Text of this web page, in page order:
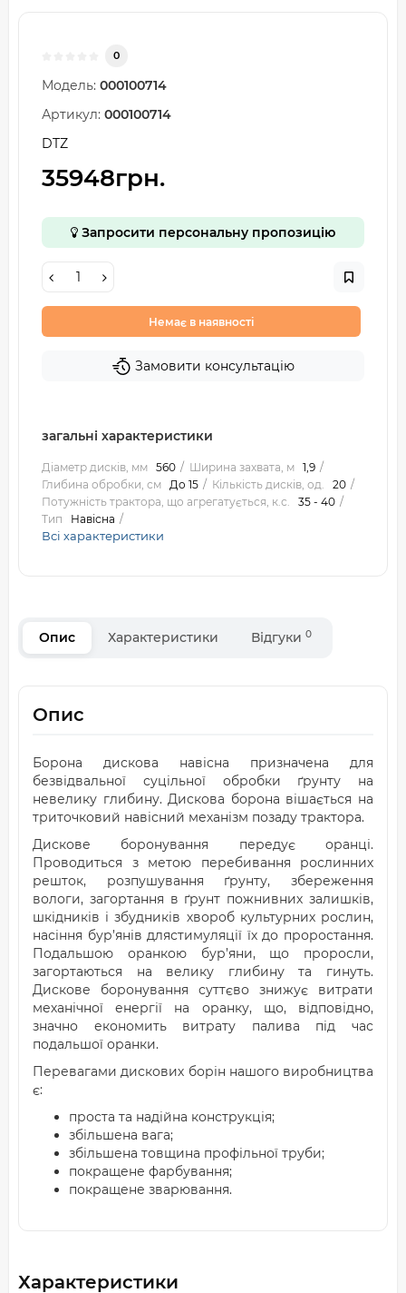
0
Модель: 000100714
Артикул: 000100714
DTZ
35948грн.
Запросити персональну пропозицію
Немає в наявності
Замовити консультацію
загальні характеристики
Діаметр дисків, мм 560 Ширина захвата, м 1,9
Глибина обробки, см До 15 Кількість дисків, од.
20
Потужність трактора, що агрегатується, к.с.
35 - 40
Тип
Навісна
Всі характеристики
Опис Характеристики Відгуки 0
Опис
Борона дискова навісна призначена для
безвідвальної суцільної обробки ґрунту на
невелику глибину. Дискова борона вішається на
триточковий навісний механізм позаду трактора.
Дискове боронування передує оранці.
Проводиться з метою перебивання рослинних
решток, розпушування ґрунту, збереження
вологи, загортання в ґрунт пожнивних залишків,
шкідників і збудників хвороб культурних рослин,
насіння бур’янів длястимуляції їх до проростання.
Подальшою оранкою бур’яни, що проросли,
загортаються на велику глибину та гинуть.
Дискове боронування суттєво знижує витрати
механічної енергії на оранку, що, відповідно,
значно економить витрату палива під час
подальшої оранки.
Перевагами дискових борін нашого виробництва
є:
проста та надійна конструкція;
збільшена вага;
збільшена товщина профільної труби;
покращене фарбування;
покращене зварювання.
Характеристики